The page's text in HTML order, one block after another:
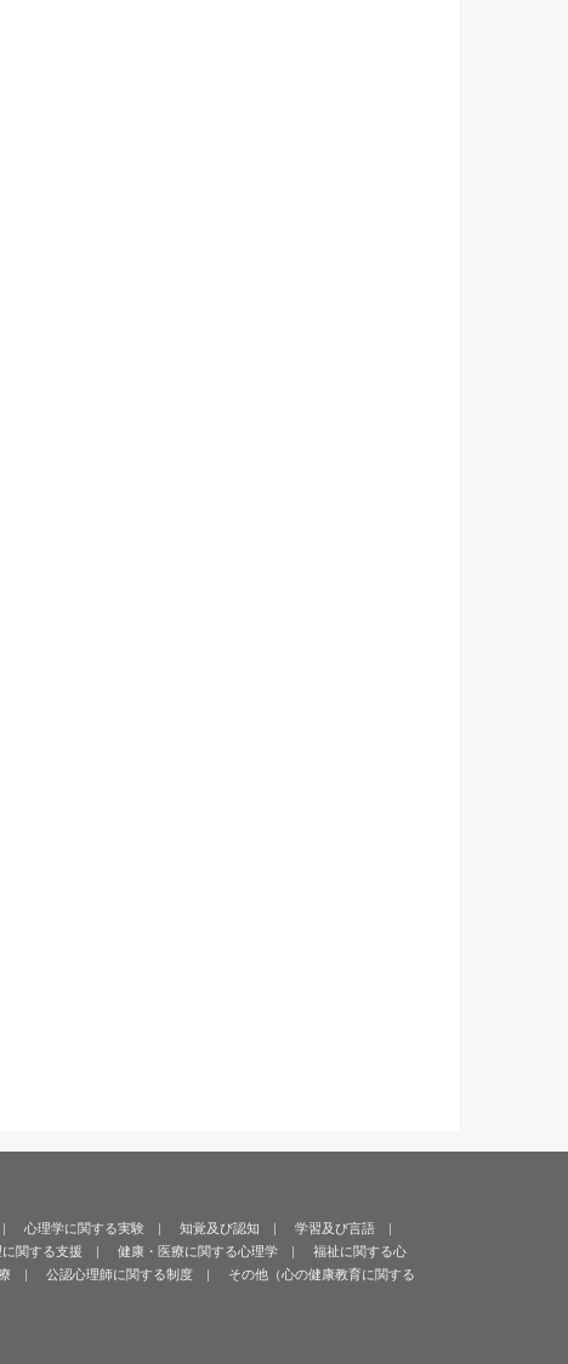
心理学に関する実験 知覚及び認知
学習及び言語
関する支援 健康・医療に関する心理学
福祉に関する心
公認心理師に関する制度
その他（心の健康教育に関する